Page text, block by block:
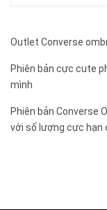
Outlet Converse
Phiên bản cực cute
mình
Phiên bản Converse
với số lượng cực hạn